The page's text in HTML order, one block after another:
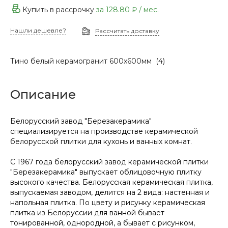
Купить в рассрочку за 128.80 ₽ / мес.
Нашли дешевле? Рассчитать доставку
Тино белый керамогранит 600х600мм (4)
Описание
Белорусский завод "Березакерамика"
специализируется на производстве керамической
белорусской плитки для кухонь и ванных комнат.
С 1967 года белорусский завод керамической плитки
"Березакерамика" выпускает облицовочную плитку
высокого качества. Белорусская керамическая плитка,
выпускаемая заводом, делится на 2 вида: настенная и
напольная плитка. По цвету и рисунку керамическая
плитка из Белоруссии для ванной бывает
тонированной, однородной, а бывает с рисунком,